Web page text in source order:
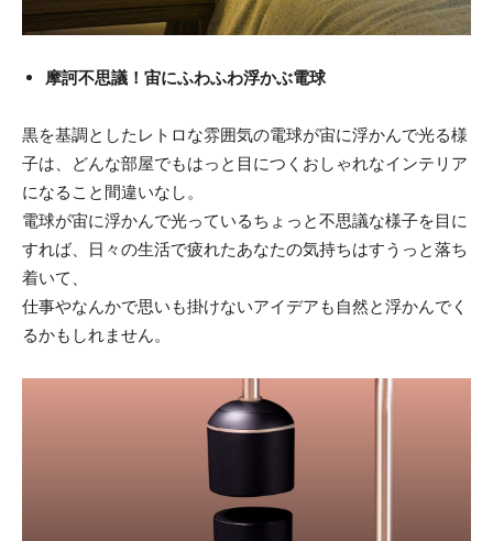
摩訶不思議！宙にふわふわ浮かぶ電球
黒を基調としたレトロな雰囲気の電球が宙に浮かんで光る様
子は、どんな部屋でもはっと目につくおしゃれなインテリア
になること間違いなし。
電球が宙に浮かんで光っているちょっと不思議な様子を目に
すれば、日々の生活で疲れたあなたの気持ちはすうっと落ち
着いて、
仕事やなんかで思いも掛けないアイデアも自然と浮かんでく
るかもしれません。